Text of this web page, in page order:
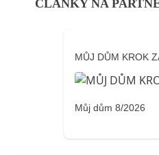
ČLÁNKY NA
MŮJ DŮM KROK
Můj dům 8/2026